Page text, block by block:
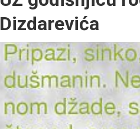
Dizdarevića